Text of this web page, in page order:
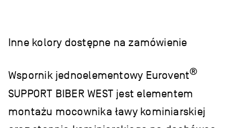
Inne kolory dostępne na zamówienie
Wspornik jednoelementowy Eurovent®
SUPPORT BIBER WEST jest elementem
montażu mocownika ławy kominiarskiej